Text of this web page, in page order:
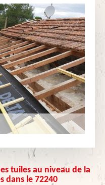
tuiles au niveau de la
dans le 72240